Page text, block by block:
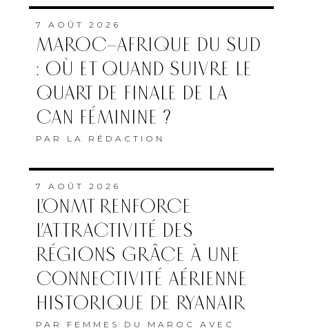
7 AOÛT 2026
MAROC–AFRIQUE DU SUD
: OÙ ET QUAND SUIVRE LE
QUART DE FINALE DE LA
CAN FÉMININE ?
PAR LA RÉDACTION
7 AOÛT 2026
L’ONMT RENFORCE
L’ATTRACTIVITÉ DES
RÉGIONS GRÂCE À UNE
CONNECTIVITÉ AÉRIENNE
HISTORIQUE DE RYANAIR
PAR FEMMES DU MAROC AVEC